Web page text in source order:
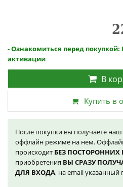
- Ознакомиться перед
активации
В
Купить в
После покупки вы получаете
оффлайн режиме на нем.
происходит БЕЗ
приобретения ВЫ СРАЗУ
ДЛЯ ВХОДА, на email